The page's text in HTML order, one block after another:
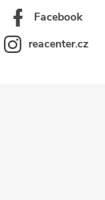
Facebook
reacenter.cz